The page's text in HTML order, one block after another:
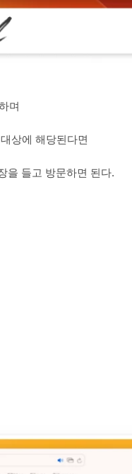
며
상에 해당된다면
을 들고 방문하면 된다.